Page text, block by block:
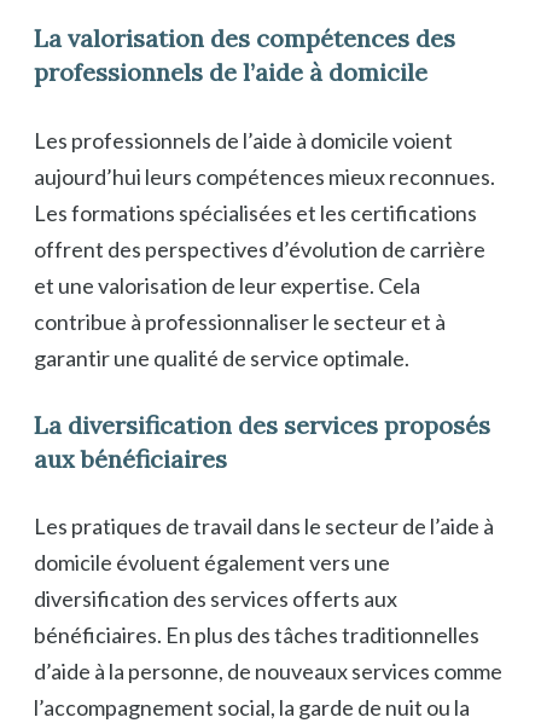
La valorisation des compétences des
professionnels de l’aide à domicile
Les professionnels de l’aide à domicile voient
aujourd’hui leurs compétences mieux reconnues.
Les formations spécialisées et les certifications
offrent des perspectives d’évolution de carrière
et une valorisation de leur expertise. Cela
contribue à professionnaliser le secteur et à
garantir une qualité de service optimale.
La diversification des services proposés
aux bénéficiaires
Les pratiques de travail dans le secteur de l’aide à
domicile évoluent également vers une
diversification des services offerts aux
bénéficiaires. En plus des tâches traditionnelles
d’aide à la personne, de nouveaux services comme
l’accompagnement social, la garde de nuit ou la